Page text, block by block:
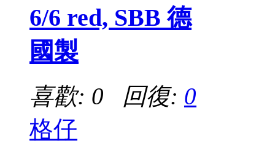
6/6 red, SBB 德
國製
喜歡: 0 回復: 0
格仔